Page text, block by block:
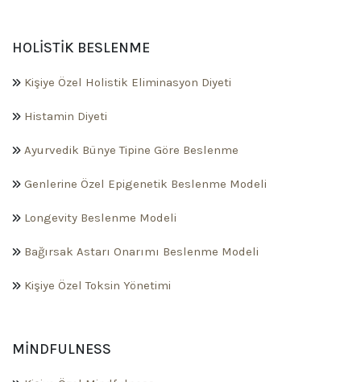
HOLISTIK BESLENME
Kişiye Özel Holistik Eliminasyon Diyeti
Histamin Diyeti
Ayurvedik Bünye Tipine Göre Beslenme
Genlerine Özel Epigenetik Beslenme Modeli
Longevity Beslenme Modeli
Bağırsak Astarı Onarımı Beslenme Modeli
Kişiye Özel Toksin Yönetimi
MINDFULNESS